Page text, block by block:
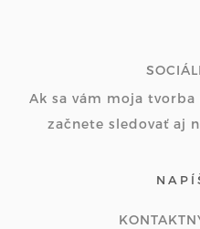
Ak sa vám moja
začnete sledovať aj